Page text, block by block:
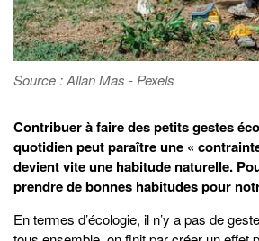
Source : Allan Mas - Pexels
Contribuer à faire des petits gestes
quotidien peut paraître une «
devient vite une habitude naturelle.
prendre de bonnes habitudes pour
En termes d’écologie, il n’y a pas de